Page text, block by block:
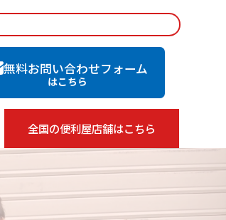
無料お問い合わせフォーム
はこちら
全国の便利屋店舗はこちら